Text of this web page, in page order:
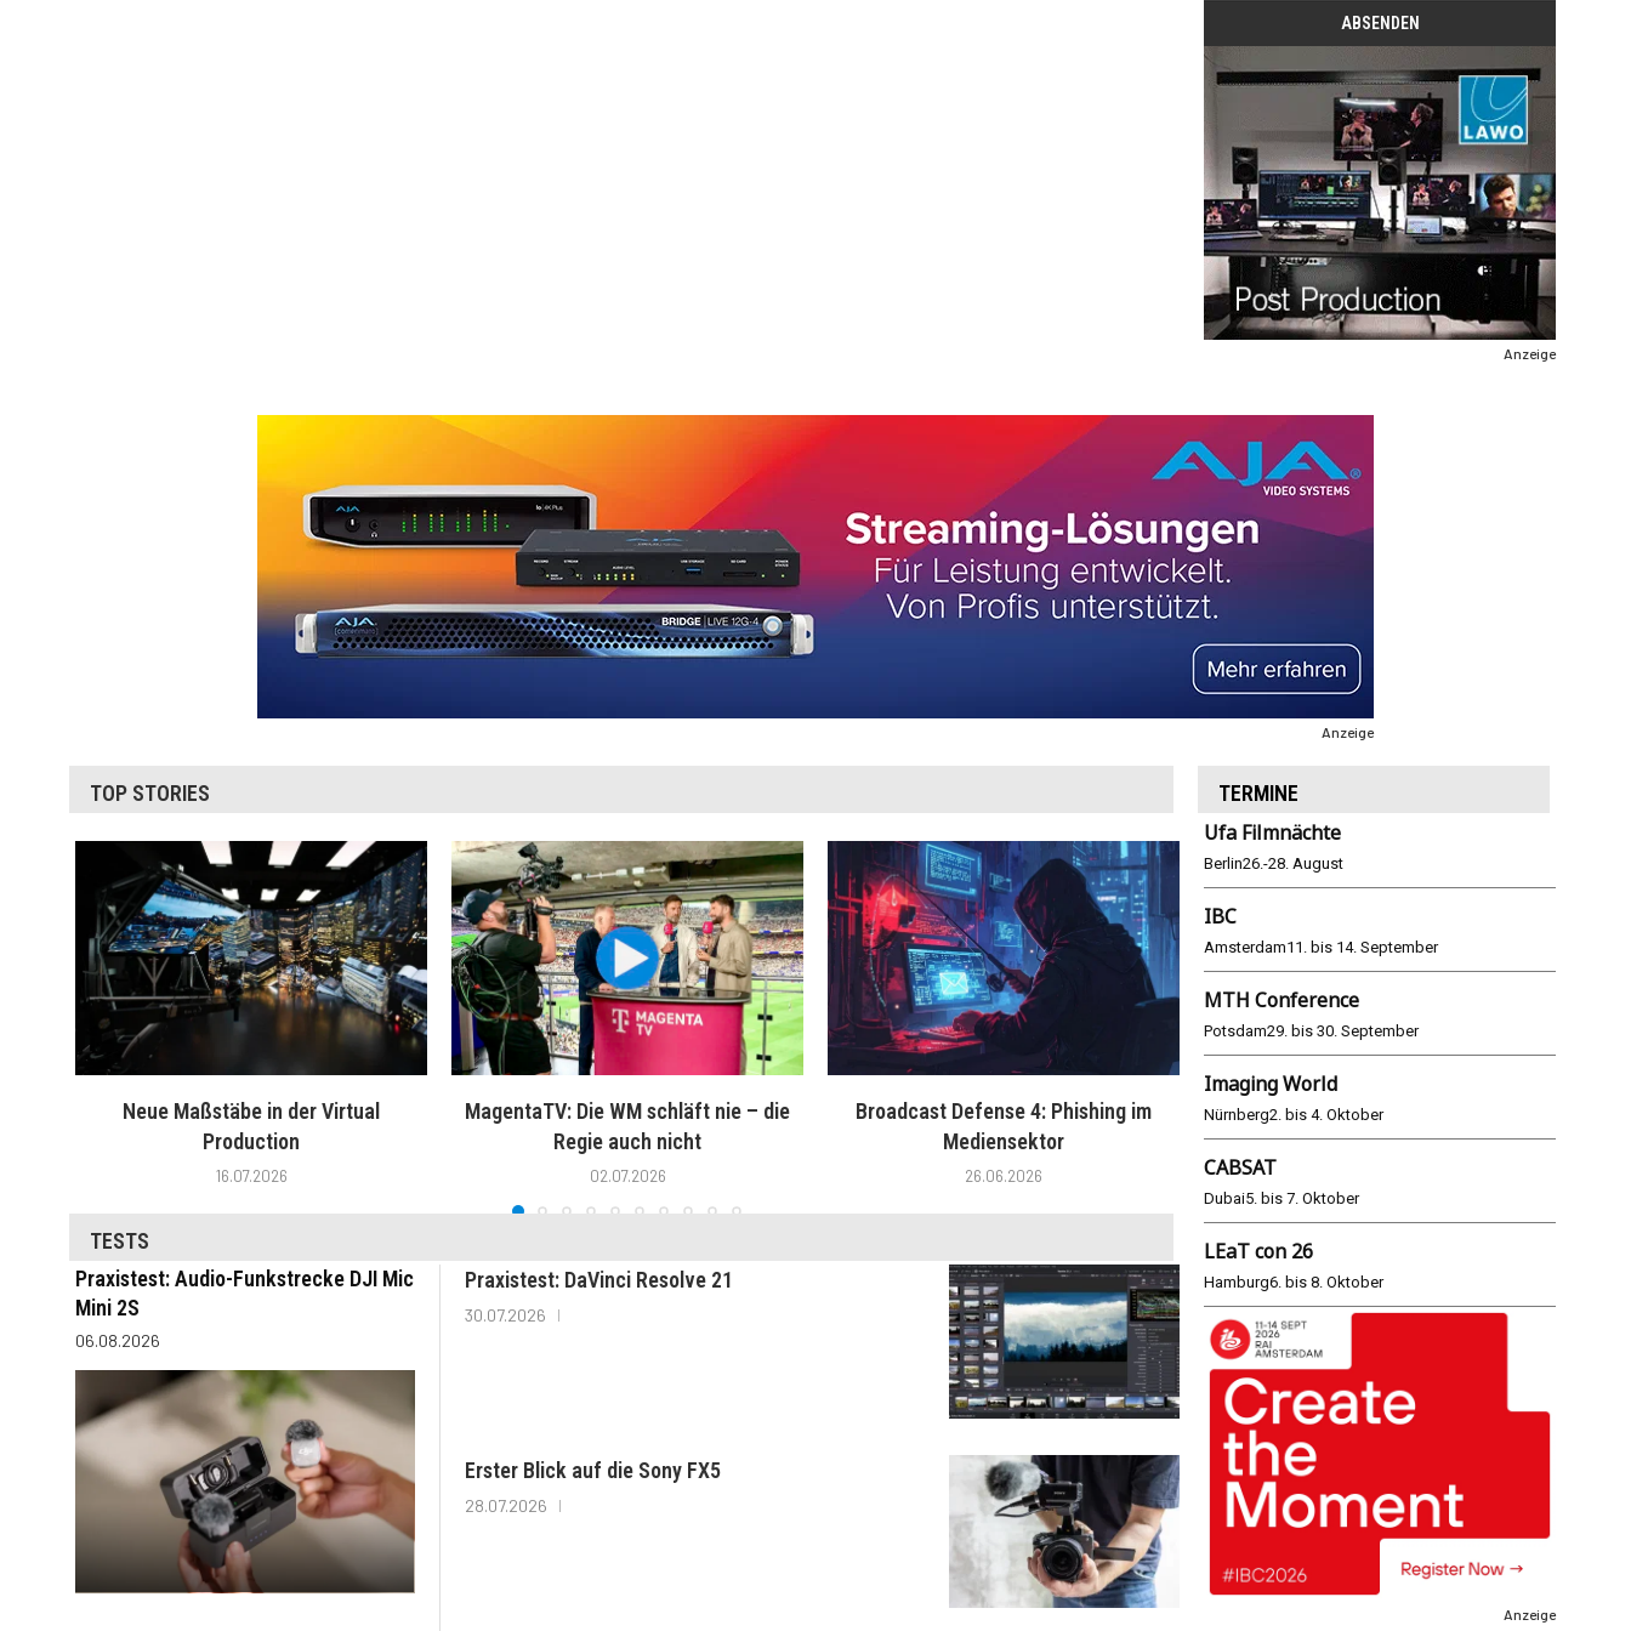
Anzeige
Anzeige
TOP STORIES
Neue Maßstäbe in der Virtual
Production
16.07.2026
MagentaTV: Die WM schläft nie – die
Regie auch nicht
02.07.2026
Broadcast Defense 4: Phishing im
Mediensektor
26.06.2026
WM 2026: ARD und ZDF im Remote-
Modus
TESTS
Praxistest: Audio-Funkstrecke DJI Mic
Mini 2S
06.08.2026
Praxistest: DaVinci Resolve 21
30.07.2026
Erster Blick auf die Sony FX5
28.07.2026
TERMINE
Ufa Filmnächte
Berlin26.-28. August
IBC
Amsterdam11. bis 14. September
MTH Conference
Potsdam29. bis 30. September
Imaging World
Nürnberg2. bis 4. Oktober
CABSAT
Dubai5. bis 7. Oktober
LEaT con 26
Hamburg6. bis 8. Oktober
Anzeige